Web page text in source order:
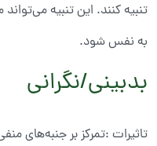
تنبیه کنند. این تنبیه
به نفس شود.
بدبینی/نگرانی
تاثیرات :تمرکز بر جنبه‌های